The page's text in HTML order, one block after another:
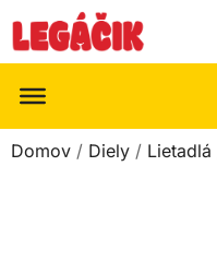
Domov / Diely / Lietadlá